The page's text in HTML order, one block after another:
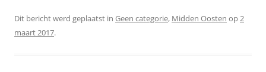
Dit bericht werd geplaatst in Geen categorie, Midden Oosten op2
maart 2017.